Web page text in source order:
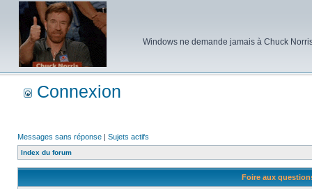
Windows ne demande jamais à Chuck
Connexion
Messages sans réponse | Sujets actifs
Index du forum
Foire aux